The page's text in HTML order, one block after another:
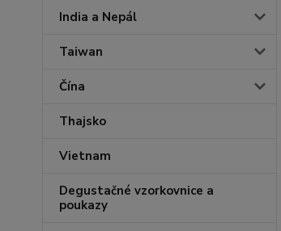
India a Nepál
Taiwan
Čína
Thajsko
Vietnam
Degustačné vzorkovnice a
poukazy